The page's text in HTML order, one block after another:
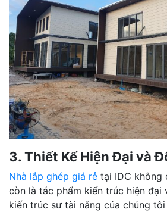
3. Thiết Kế Hiện Đại và
Nhà lắp ghép giá rẻ tại IDC không
còn là tác phẩm kiến trúc hiện đại
kiến trúc sư tài năng của chúng